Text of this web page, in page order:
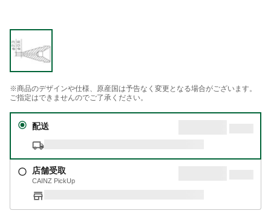
※商品のデザインや仕様、原産国は予告なく変更となる場合がございます。
ご指定はできませんのでご了承ください。
配送
店舗受取
CAINZ PickUp